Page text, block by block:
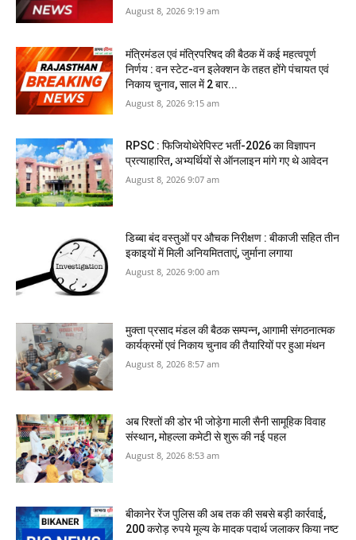
August 8, 2026 9:19 am
मंत्रिमंडल एवं मंत्रिपरिषद की बैठक में कई महत्वपूर्ण
निर्णय : वन स्टेट-वन इलेक्शन के तहत होंगे पंचायत एवं
निकाय चुनाव, साल में 2 बार...
August 8, 2026 9:15 am
RPSC : फिजियोथेरेपिस्ट भर्ती-2026 का विज्ञापन
प्रत्याहारित, अभ्‍यर्थियों से ऑनलाइन मांगे गए थे आवेदन
August 8, 2026 9:07 am
डिब्बा बंद वस्तुओं पर औचक निरीक्षण : बीकाजी सहित तीन
इकाइयों में मिली अनियमितताएं, जुर्माना लगाया
August 8, 2026 9:00 am
मुक्ता प्रसाद मंडल की बैठक सम्पन्न, आगामी संगठनात्मक
कार्यक्रमों एवं निकाय चुनाव की तैयारियों पर हुआ मंथन
August 8, 2026 8:57 am
अब रिश्तों की डोर भी जोड़ेगा माली सैनी सामूहिक विवाह
संस्थान, मोहल्ला कमेटी से शुरू की नई पहल
August 8, 2026 8:53 am
बीकानेर रेंज पुलिस की अब तक की सबसे बड़ी कार्रवाई,
200 करोड़ रुपये मूल्य के मादक पदार्थ जलाकर किया नष्‍ट